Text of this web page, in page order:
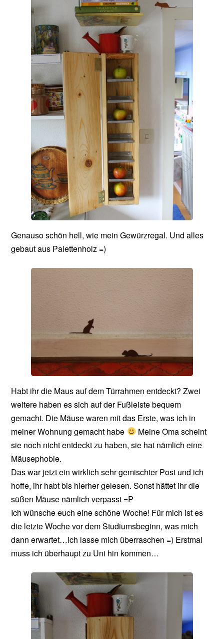
Genauso schön hell, wie mein Gewürzregal. Und alles
gebaut aus Palettenholz =)
Habt ihr die Maus auf dem Türrahmen entdeckt? Zwei
weitere haben es sich auf der Fußleiste bequem
gemacht. Die Mäuse waren mit das Erste, was ich in
meiner Wohnung gemacht habe
Meine Oma scheint
sie noch nicht entdeckt zu haben, sie hat nämlich eine
Mäusephobie.
Das war jetzt ein wirklich sehr gemischter Post und ich
hoffe, ihr habt bis hierher gelesen. Sonst hättet ihr die
süßen Mäuse nämlich verpasst =P
Ich wünsche euch eine schöne Woche! Für mich ist es
die letzte Woche vor dem Studiumsbeginn, was mich
dann erwartet…ich lasse mich überraschen =) Erstmal
muss ich überhaupt zu Uni hin kommen…